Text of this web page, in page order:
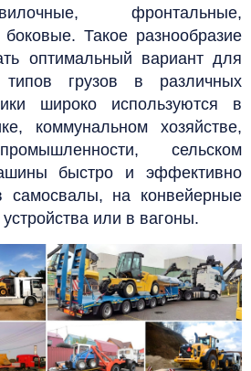
фронтальные,
боковые. Такое разнообразие
оптимальный вариант для
грузов в различных
широко используются в
коммунальном хозяйстве,
сельском
быстро и эффективно
самосвалы, на конвейерные
или в вагоны.